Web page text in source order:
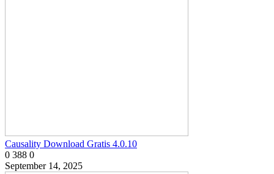
Causality Download Gratis 4.0.10
0 388 0
September 14, 2025